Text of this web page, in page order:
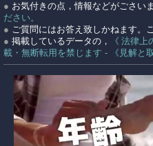
● お気付きの点，情報などがごさい
ださい。
● ご質問にはお答え致しかねます。
● 掲載しているデータの， 《 法律上
載・無断転用を禁じます - 《見解と